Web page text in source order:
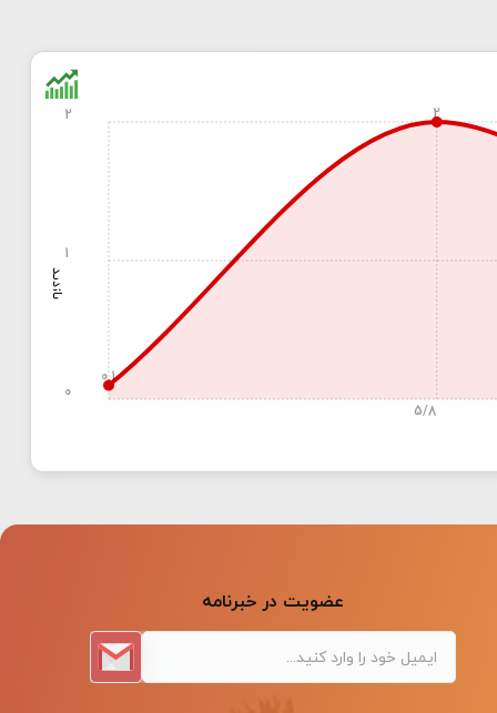
بازدید
0.1
2
5/8
0
1
2
عضویت در خبرنامه